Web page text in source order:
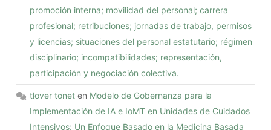
promoción interna; movilidad del personal; carrera
profesional; retribuciones; jornadas de trabajo, permisos
y licencias; situaciones del personal estatutario; régimen
disciplinario; incompatibilidades; representación,
participación y negociación colectiva.
tlover tonet en Modelo de Gobernanza para la
Implementación de IA e IoMT en Unidades de Cuidados
Intensivos: Un Enfoque Basado en la Medicina Basada